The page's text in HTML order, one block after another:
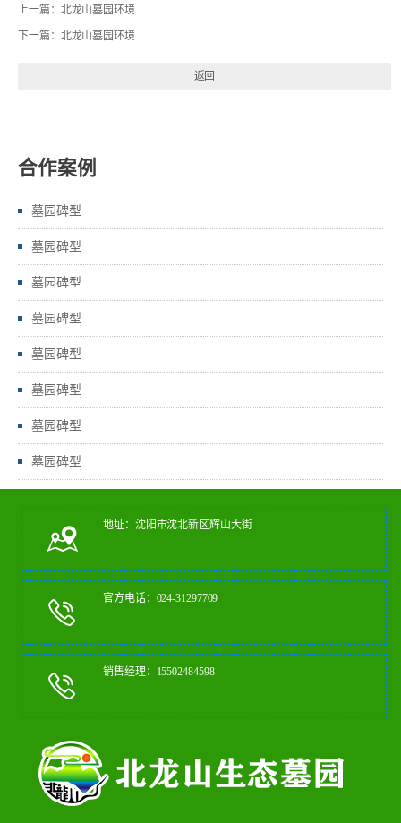
上一篇： 北龙山墓园环境
下一篇： 北龙山墓园环境
返回
合作案例
墓园碑型
墓园碑型
墓园碑型
墓园碑型
墓园碑型
墓园碑型
墓园碑型
墓园碑型
地址：沈阳市沈北新区辉山大街
官方电话：024-31297709
销售经理：15502484598